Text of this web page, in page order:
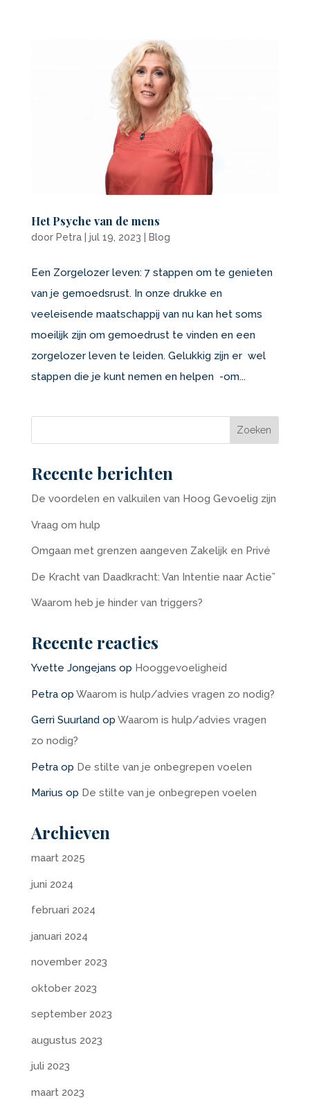
Het Psyche van de mens
door Petra| jul 19, 2023 Blog
Een Zorgelozer leven: 7 stappen om te genieten
van je gemoedsrust. In onze drukke en
veeleisende maatschappij van nu kan het soms
moeilijk zijn om gemoedrust te vinden en een
zorgelozer leven te leiden. Gelukkig zijn er wel
stappen die je kunt nemen en helpen -om...
Recente berichten
De voordelen en valkuilen van Hoog Gevoelig zijn
Vraag om hulp
Omgaan met grenzen aangeven Zakelijk en Privé
De Kracht van Daadkracht: Van Intentie naar Actie”
Waarom heb je hinder van triggers?
Recente reacties
Yvette Jongejans op Hooggevoeligheid
Petraop Waarom is hulp/advies vragen zo nodig?
Gerri Suurland op Waarom is hulp/advies vragen
zo nodig?
Petraop De stilte van je onbegrepen voelen
Marius op De stilte van je onbegrepen voelen
Archieven
maart 2025
juni 2024
februari 2024
januari 2024
november 2023
oktober 2023
september 2023
augustus 2023
juli 2023
maart 2023